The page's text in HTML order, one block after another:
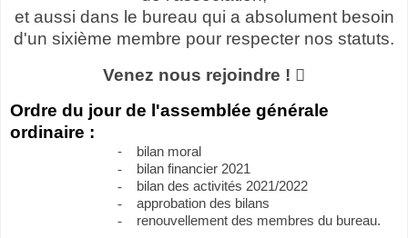
et aussi dans le bureau qui a absolument besoin
d'un sixième membre pour respecter nos statuts.
Venez nous rejoindre ! 
Ordre du jour de l'assemblée générale
ordinaire :
-
bilan moral
-
bilan financier 2021
-
bilan des activités 2021/2022
-
approbation des bilans
-
renouvellement des membres du bureau.